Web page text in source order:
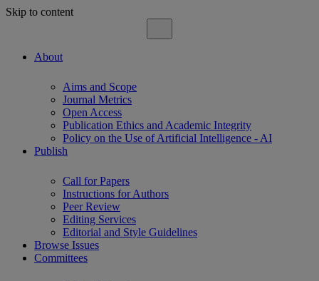
Skip to content
About
Aims and Scope
Journal Metrics
Open Access
Publication Ethics and Academic Integrity
Policy on the Use of Artificial Intelligence - AI
Publish
Call for Papers
Instructions for Authors
Peer Review
Editing Services
Editorial and Style Guidelines
Browse Issues
Committees